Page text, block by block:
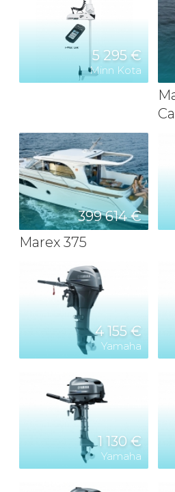
5 295 €
Minn Kota
399 614 €
Marex 375
4 155 €
Yamaha
1 130 €
Yamaha